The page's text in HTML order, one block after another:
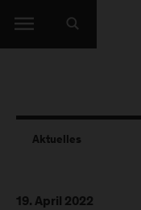
Aktuelles
19. April 2022